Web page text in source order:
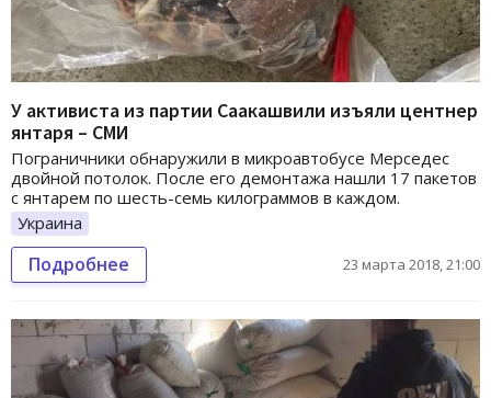
У активиста из партии Саакашвили изъяли центнер
янтаря – СМИ
Пограничники обнаружили в микроавтобусе Мерседес
двойной потолок. После его демонтажа нашли 17 пакетов
с янтарем по шесть-семь килограммов в каждом.
Украина
Подробнее 23 марта 2018, 21:00